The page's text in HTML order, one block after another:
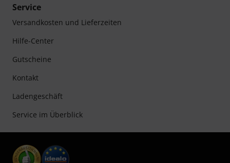
Service
Versandkosten und Lieferzeiten
Hilfe-Center
Gutscheine
Kontakt
Ladengeschäft
Service im Überblick